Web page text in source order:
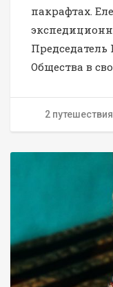
пакрафтах.
Председатель
Общества в
2 путешествия